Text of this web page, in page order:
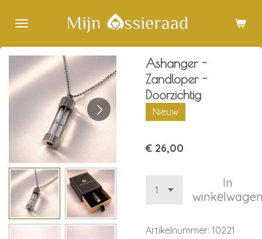
direct
de
hoofdinhoud
Ashanger -
Zandloper -
Doorzichtig
Nieuw
€ 26,00
In
Artikelnummer: 10221